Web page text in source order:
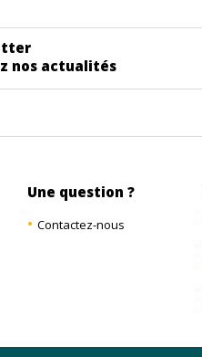
nos actualités
Une question ?
Contactez-nous